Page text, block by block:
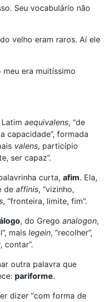
Seu vocabulário não
velho eram raros. Aí ele
meu era muitíssimo
aequivalens, “de
capacidade”, formada
valens, particípio
ser capaz”.
curta, afim. Ela,
de affinis, “vizinho,
, “fronteira, limite, fim”.
, do Grego analogon,
mais legein, “recolher”,
contar”.
outra palavra que
pariforme.
dizer “com forma de